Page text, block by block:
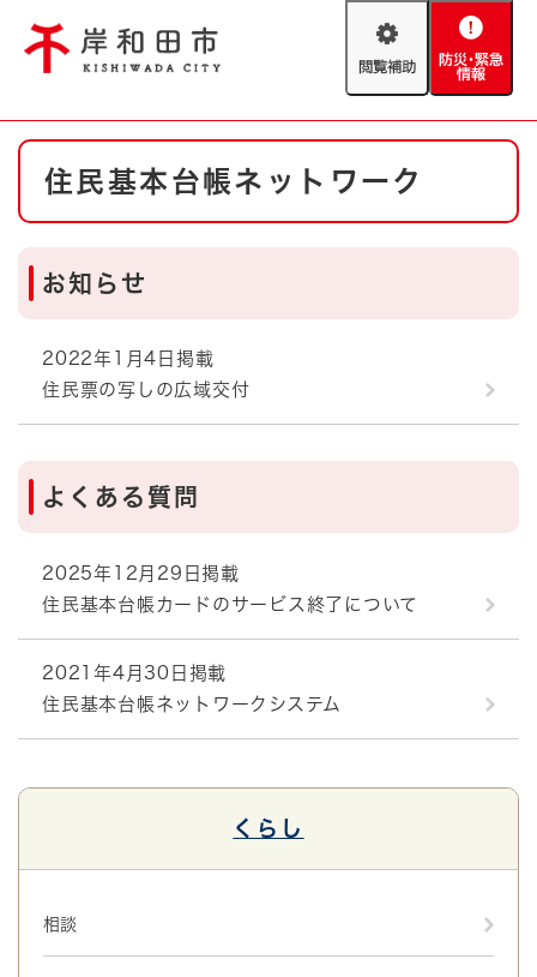
閲
助
防
緊
やさしい日本語
文字サイズ 標準
背景色変更 白 黒
とじる
防災・緊急情報 救急・消防
ハザードマップ AED設置箇所
本
住民基本台帳ネットワーク
お知らせ
2022年1月4日掲載
住民票の写しの広域交付
よくある質問
2025年12月29日掲載
住民基本台帳カードのサービス終了について
2021年4月30日掲載
住民基本台帳ネットワークシステム
くらし
相談